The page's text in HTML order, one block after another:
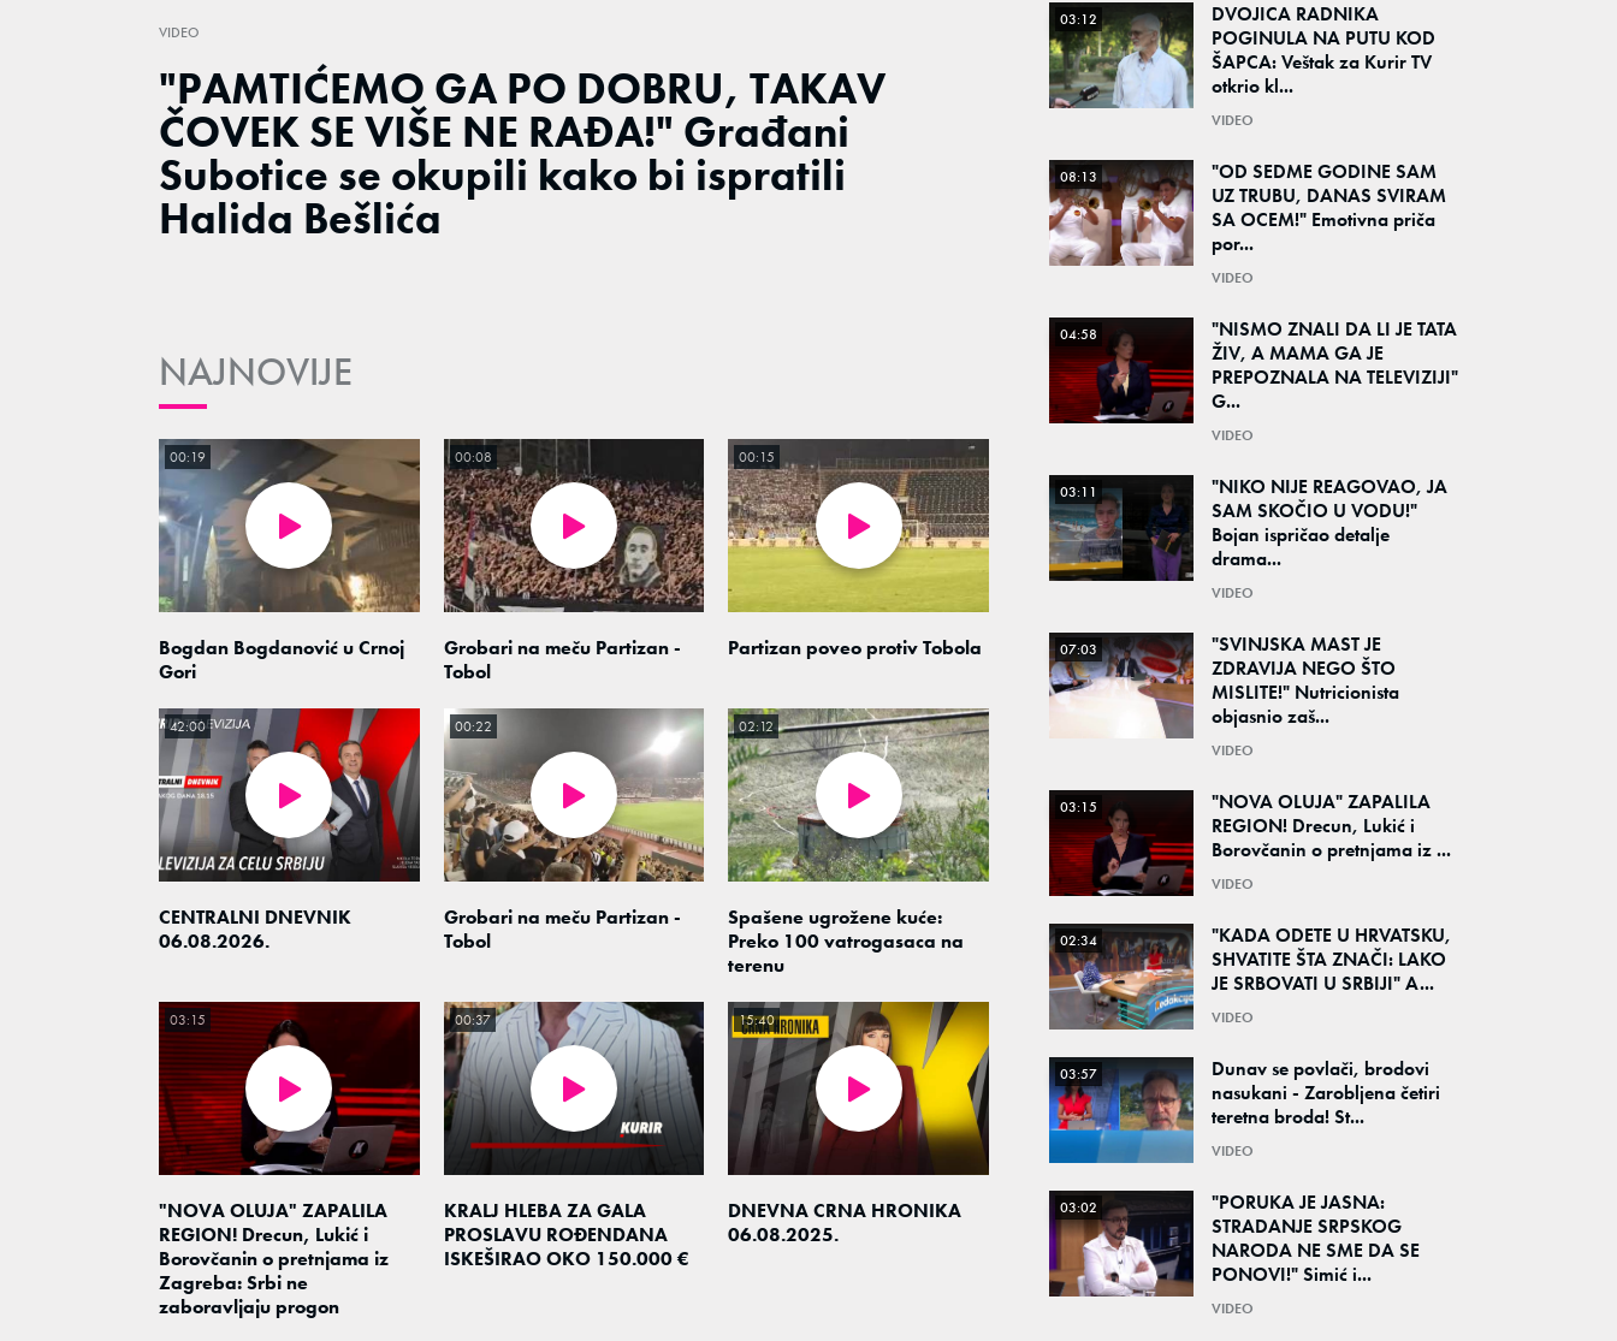
VIDEO
"PAMTIĆEMO GA PO DOBRU, TAKAV
ČOVEK SE VIŠE NE RAĐA!" Građani
Subotice se okupili kako bi ispratili
Halida Bešlića
NAJNOVIJE
Bogdan Bogdanović u Crnoj
Gori
00:19
Grobari na meču Partizan -
Tobol
00:08
Partizan poveo protiv Tobola
00:15
CENTRALNI DNEVNIK
06.08.2026.
42:00
Grobari na meču Partizan -
Tobol
00:22
Spašene ugrožene kuće:
Preko 100 vatrogasaca na
terenu
02:12
"NOVA OLUJA" ZAPALILA
REGION! Drecun, Lukić i
Borovčanin o pretnjama iz
Zagreba: Srbi ne
zaboravljaju progon
03:15
KRALJ HLEBA ZA GALA
PROSLAVU ROĐENDANA
ISKEŠIRAO OKO 150.000 €
00:37
DNEVNA CRNA HRONIKA
06.08.2025.
15:40
03:12
DVOJICA RADNIKA
POGINULA NA PUTU KOD
ŠAPCA: Veštak za Kurir TV
otkrio kl...
VIDEO
08:13
"OD SEDME GODINE SAM
UZ TRUBU, DANAS SVIRAM
SA OCEM!" Emotivna priča
por...
VIDEO
04:58
"NISMO ZNALI DA LI JE TATA
ŽIV, A MAMA GA JE
PREPOZNALA NA TELEVIZIJI"
G...
VIDEO
03:11
"NIKO NIJE REAGOVAO, JA
SAM SKOČIO U VODU!"
Bojan ispričao detalje
drama...
VIDEO
07:03
"SVINJSKA MAST JE
ZDRAVIJA NEGO ŠTO
MISLITE!" Nutricionista
objasnio zaš...
VIDEO
03:15
"NOVA OLUJA" ZAPALILA
REGION! Drecun, Lukić i
Borovčanin o pretnjama iz ...
VIDEO
02:34
"KADA ODETE U HRVATSKU,
SHVATITE ŠTA ZNAČI: LAKO
JE SRBOVATI U SRBIJI" A...
VIDEO
03:57
Dunav se povlači, brodovi
nasukani - Zarobljena četiri
teretna broda! St...
VIDEO
03:02
"PORUKA JE JASNA:
STRADANJE SRPSKOG
NARODA NE SME DA SE
PONOVI!" Simić i...
VIDEO